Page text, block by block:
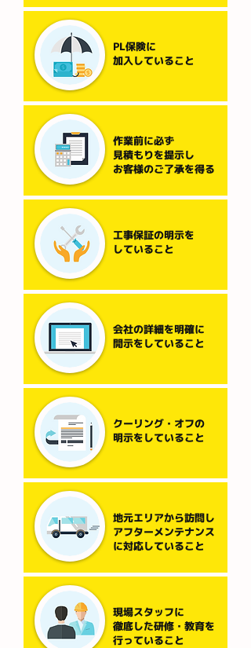
PL保険に
加入していること
作業前に必ず
見積もりを提示し
お客様のご了承を得る
工事保証の明示を
していること
会社の詳細を明確に
開示をしていること
クーリング・オフの
明示をしていること
地元エリアから訪問し
アフターメンテナンス
に対応していること
現場スタッフに
徹底した研修・教育を
行っていること